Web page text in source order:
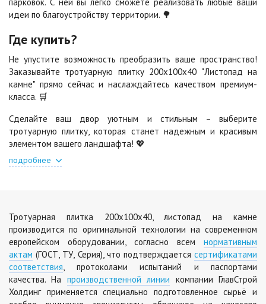
Стоун
1 040 ₽
Черная
Черно-белая
1 040 ₽ /м2
Янтарь
идеи по благоустройству территории. 🌳
Где купить?
Не упустите возможность преобразить ваше пространство!
Заказывайте тротуарную плитку 200х100х40 "Листопад на
камне" прямо сейчас и наслаждайтесь качеством премиум-
класса. 🛒
Сделайте ваш двор уютным и стильным – выберите
тротуарную плитку, которая станет надежным и красивым
элементом вашего ландшафта! 💖
подробнее
Тротуарная плитка 200х100х40, листопад на камне
производится по оригинальной технологии на современном
европейском оборудовании, согласно всем нормативным
актам (ГОСТ, ТУ, Серия), что подтверждается сертификатами
соответствия , протоколами испытаний и паспортами
качества. На производственной линии компании ГлавСтрой
Холдинг применяется специально подготовленное сырьё и